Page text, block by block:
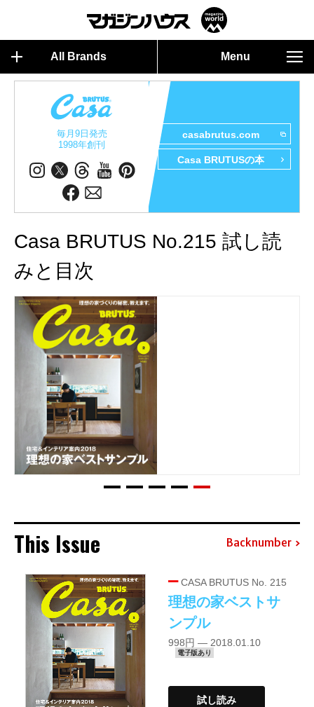
All Brands Menu
毎月9日発売
1998年創刊
casabrutus.com
Casa BRUTUSの本
Casa BRUTUS No.215 試し読
みと目次
This Issue Backnumber
CASA BRUTUS No. 215
理想の家ベストサ
ンプル
998円 — 2018.01.10
電子版あり
試し読み